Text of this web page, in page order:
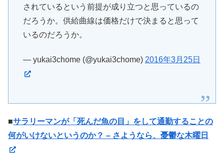
されているという前提が成り立つと思っているの
だろうか。供給曲線は価格だけで決まると思って
いるのだろうか。
— yukai3chome (@yukai3chome) 2016年3月25日
■サラリーマンが「死んだ魚の目」をして通勤することの
何がいけないというのか？ – さようなら、憂鬱な木曜日